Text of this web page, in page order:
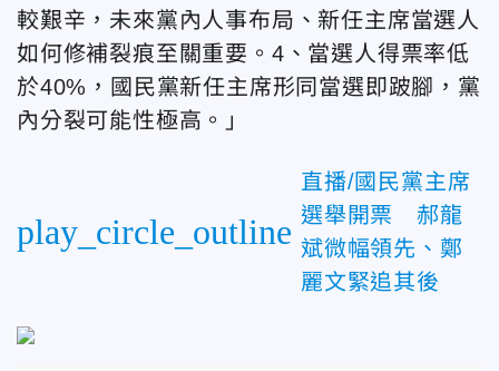
較艱辛，未來黨內人事布局、新任主席當選人
如何修補裂痕至關重要。4、當選人得票率低
於40%，國民黨新任主席形同當選即跛腳，黨
內分裂可能性極高。」
play_circle_outline
直播/國民黨主席
選舉開票 郝龍
斌微幅領先、鄭
麗文緊追其後